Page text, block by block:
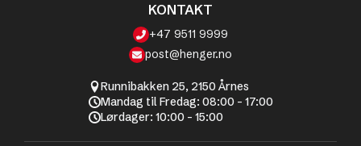
KONTAKT
+47 9511 9999
post@henger.no
Runnibakken 25, 2150 Årnes
Mandag til Fredag: 08:00 - 17:00
Lørdager: 10:00 - 15:00